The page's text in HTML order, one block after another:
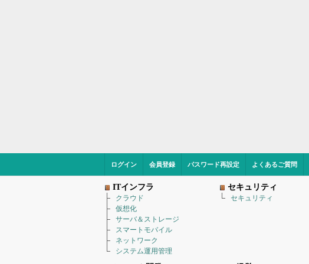
ログイン 会員登録 パスワード再設定 よくあるご質問
ITインフラ
クラウド
仮想化
サーバ＆ストレージ
スマートモバイル
ネットワーク
システム運用管理
セキュリティ
セキュリティ